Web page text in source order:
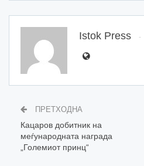
Istok Press
ПРЕТХОДНА
Кацаров добитник на
меѓународната награда
„Големиот принц“